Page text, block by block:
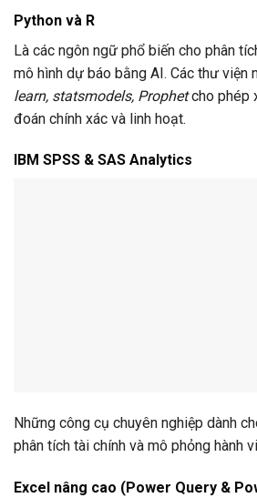
Python và R
Là các ngôn ngữ phổ biến cho phân
mô hình dự báo bằng AI. Các thư viện
learn, statsmodels, Prophetcho phép
đoán chính xác và linh hoạt.
IBM SPSS & SAS Analytics
Những công cụ chuyên nghiệp dành
phân tích tài chính và mô phỏng hành
Excel nâng cao (Power Query &